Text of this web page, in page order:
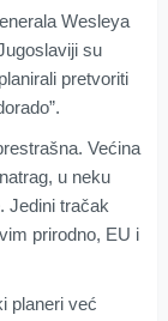
Wesleya
su
pretvoriti
Većina
u neku
Jedini tračak
prirodno, EU i
planeri već